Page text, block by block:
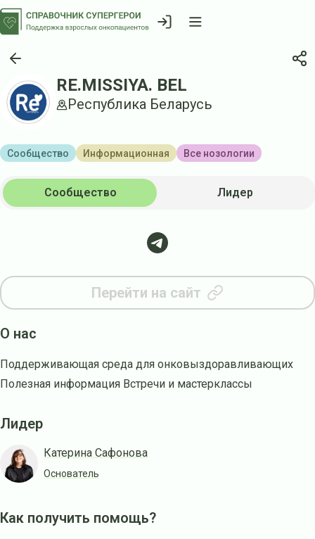
RE.MISSIYA. BEL
Республика Беларусь
Сообщество Информационная Все нозологии
Сообщество Лидер
Перейти на сайт
О нас
Поддерживающая среда для онковыздоравливающих
Полезная информация Встречи и мастерклассы
Лидер
Катерина Сафонова
Основатель
Как получить помощь?